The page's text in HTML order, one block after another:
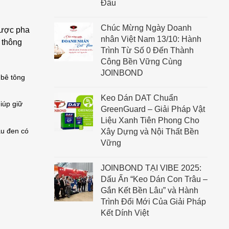
pha
tông
giữ
đen có
Đầu
Chúc Mừng Ngày Doanh
nhân Việt Nam 13/10: Hành
Trình Từ Số 0 Đến Thành
Công Bền Vững Cùng
JOINBOND
Keo Dán DAT Chuẩn
GreenGuard – Giải Pháp Vật
Liệu Xanh Tiên Phong Cho
Xây Dựng và Nội Thất Bền
Vững
JOINBOND TẠI VIBE 2025:
Dấu Ấn “Keo Dán Con Trâu –
Gắn Kết Bền Lâu” và Hành
Trình Đổi Mới Của Giải Pháp
Kết Dính Việt